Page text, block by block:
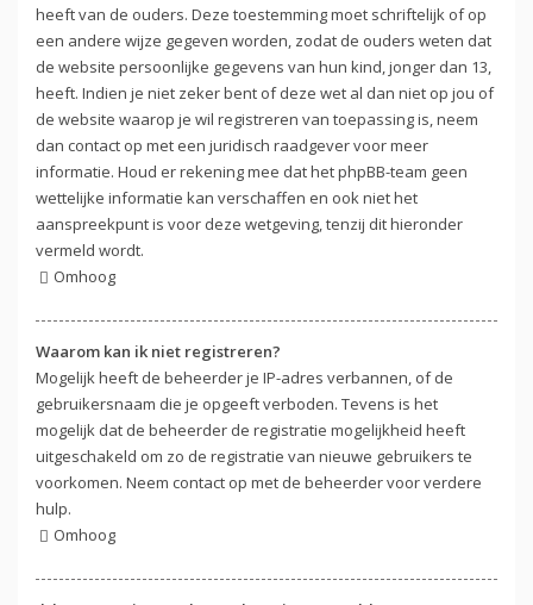
heeft van de ouders. Deze toestemming moet schriftelijk of op
een andere wijze gegeven worden, zodat de ouders weten dat
de website persoonlijke gegevens van hun kind, jonger dan 13,
heeft. Indien je niet zeker bent of deze wet al dan niet op jou of
de website waarop je wil registreren van toepassing is, neem
dan contact op met een juridisch raadgever voor meer
informatie. Houd er rekening mee dat het phpBB-team geen
wettelijke informatie kan verschaffen en ook niet het
aanspreekpunt is voor deze wetgeving, tenzij dit hieronder
vermeld wordt.
Omhoog
Waarom kan ik niet registreren?
Mogelijk heeft de beheerder je IP-adres verbannen, of de
gebruikersnaam die je opgeeft verboden. Tevens is het
mogelijk dat de beheerder de registratie mogelijkheid heeft
uitgeschakeld om zo de registratie van nieuwe gebruikers te
voorkomen. Neem contact op met de beheerder voor verdere
hulp.
Omhoog